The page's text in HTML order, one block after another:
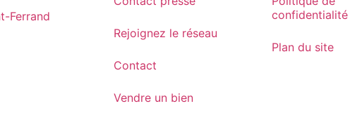
Ferrand
Rejoignez le réseau
Contact
Vendre un bien
confidentialité
Plan du site